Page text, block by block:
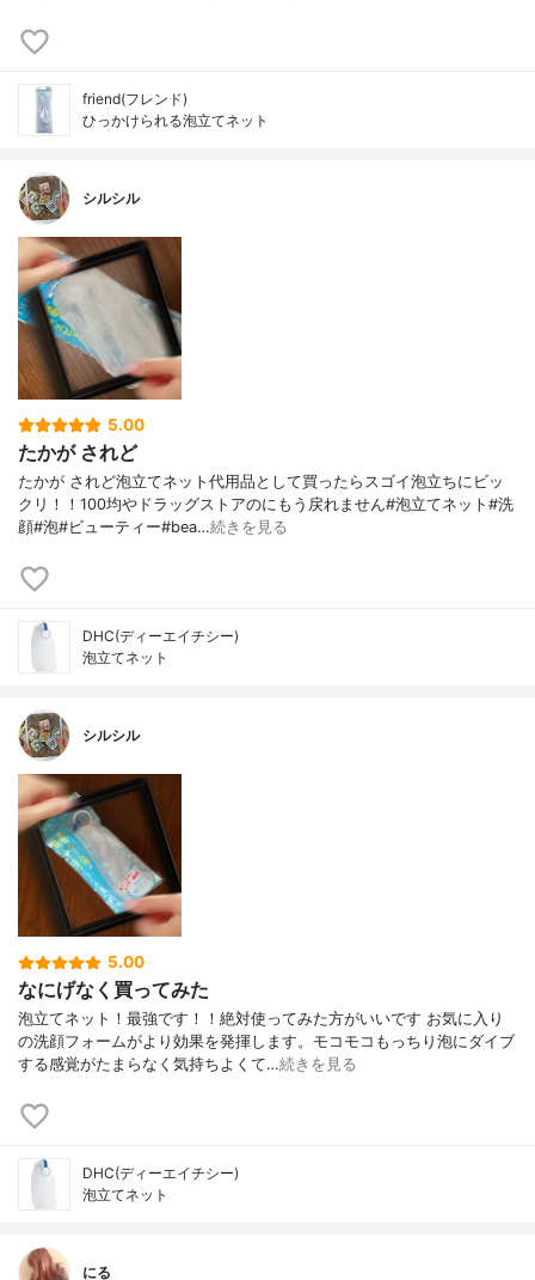
friend(フレンド)
ひっかけられる泡立てネット
シルシル
5.00
たかが されど
たかが されど泡立てネット代用品として買ったらスゴイ泡立ちにビッ
クリ！！100均やドラッグストアのにもう戻れません#泡立てネット#洗
顔#泡#ビューティー#bea…続きを見る
DHC(ディーエイチシー)
泡立てネット
シルシル
5.00
なにげなく買ってみた
泡立てネット！最強です！！絶対使ってみた方がいいです お気に入り
の洗顔フォームがより効果を発揮します。モコモコもっちり泡にダイブ
する感覚がたまらなく気持ちよくて…続きを見る
DHC(ディーエイチシー)
泡立てネット
にる